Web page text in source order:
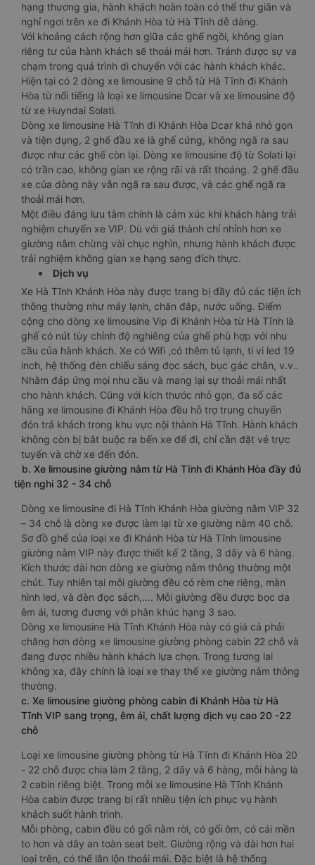
hạng thương gia, hành khách hoàn toàn có thể thư giãn và
nghỉ ngơi trên xe đi Khánh Hòa từ Hà Tĩnh dễ dàng.
Với khoảng cách rộng hơn giữa các ghế ngồi, không gian
riêng tư của hành khách sẽ thoải mái hơn. Tránh được sự va
chạm trong quá trình di chuyển với các hành khách khác.
Hiện tại có 2 dòng xe limousine 9 chỗ từ Hà Tĩnh đi Khánh
Hòa từ nổi tiếng là loại xe limousine Dcar và xe limousine độ
từ xe Huyndai Solati.
Dòng xe limousine Hà Tĩnh đi Khánh Hòa Dcar khá nhỏ gọn
và tiện dụng, 2 ghế đầu xe là ghế cứng, không ngã ra sau
được như các ghế còn lại. Dòng xe limousine độ từ Solati lại
có trần cao, không gian xe rộng rãi và rất thoáng. 2 ghế đầu
xe của dòng này vẫn ngã ra sau được, và các ghế ngã ra
thoải mái hơn.
Một điều đáng lưu tâm chính là cảm xúc khi khách hàng trải
nghiệm chuyến xe VIP. Dù với giá thành chỉ nhỉnh hơn xe
giường nằm chừng vài chục nghìn, nhưng hành khách được
trải nghiệm không gian xe hạng sang đích thực.
Dịch vụ
Xe Hà Tĩnh Khánh Hòa này được trang bị đầy đủ các tiện ích
thông thường như máy lạnh, chăn đắp, nước uống. Điểm
cộng cho dòng xe limousine Vip đi Khánh Hòa từ Hà Tĩnh là
ghế có nút tùy chỉnh độ nghiêng của ghế phù hợp với nhu
cầu của hành khách. Xe có Wifi ,có thêm tủ lạnh, ti vi led 19
inch, hệ thống đèn chiếu sáng đọc sách, bục gác chân, v.v..
Nhằm đáp ứng mọi nhu cầu và mang lại sự thoải mái nhất
cho hành khách. Cũng với kích thước nhỏ gọn, đa số các
hãng xe limousine đi Khánh Hòa đều hỗ trợ trung chuyển
đón trả khách trong khu vực nội thành Hà Tĩnh. Hành khách
không còn bị bắt buộc ra bến xe để đi, chỉ cần đặt vé trực
tuyến và chờ xe đến đón.
b. Xe limousine giường nằm từ Hà Tĩnh đi Khánh Hòa đầy đủ
tiện nghi 32 - 34 chỗ
Dòng xe limousine đi Hà Tĩnh Khánh Hòa giường nằm VIP 32
– 34 chỗ là dòng xe được làm lại từ xe giường nằm 40 chỗ.
Sơ đồ ghế của loại xe đi Khánh Hòa từ Hà Tĩnh limousine
giường nằm VIP này được thiết kế 2 tầng, 3 dãy và 6 hàng.
Kích thước dài hơn dòng xe giường nằm thông thường một
chút. Tuy nhiên tại mỗi giường đều có rèm che riêng, màn
hình led, và đèn đọc sách,…. Mỗi giường đều được bọc da
êm ái, tương đương với phân khúc hạng 3 sao.
Dòng xe limousine Hà Tĩnh Khánh Hòa này có giá cả phải
chăng hơn dòng xe limousine giường phòng cabin 22 chỗ và
đang được nhiều hành khách lựa chọn. Trong tương lai
không xa, đây chính là loại xe thay thế xe giường nằm thông
thường.
c. Xe limousine giường phòng cabin đi Khánh Hòa từ Hà
Tĩnh VIP sang trọng, êm ái, chất lượng dịch vụ cao 20 -22
chỗ
Loại xe limousine giường phòng từ Hà Tĩnh đi Khánh Hòa 20
- 22 chỗ được chia làm 2 tầng, 2 dãy và 6 hàng, mỗi hàng là
2 cabin riêng biệt. Trong mỗi xe limousine Hà Tĩnh Khánh
Hòa cabin được trang bị rất nhiều tiện ích phục vụ hành
khách suốt hành trình.
Mỗi phòng, cabin đều có gối nằm rời, có gối ôm, có cái mền
to hơn và dây an toàn seat belt. Giường rộng và dài hơn hai
loại trên, có thể lăn lộn thoải mái. Đặc biệt là hệ thống